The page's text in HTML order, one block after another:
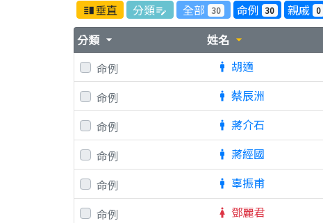
vertical_split垂直 分類edit_note 全部 30 命例 30 親戚 0
分類 arrow_drop_down 姓名 arrow_drop_down
命例 man 胡適
命例 man 蔡辰洲
命例 man 蔣介石
命例 man 蔣經國
命例 man 辜振甫
命例 woman 鄧麗君